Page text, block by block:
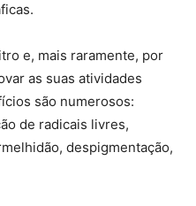
e, mais raramente, por
as suas atividades
são numerosos:
de radicais livres,
despigmentação,